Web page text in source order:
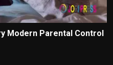
Modern Parental Control